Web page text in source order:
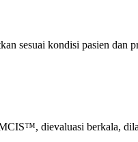
sesuai kondisi pasien dan
dievaluasi berkala,